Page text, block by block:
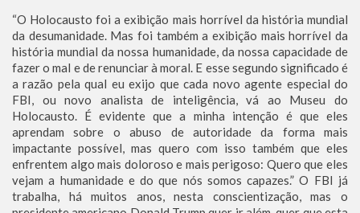
“O Holocausto foi a exibição mais horrível da história mundial
da desumanidade. Mas foi também a exibição mais horrível da
história mundial da nossa humanidade, da nossa capacidade de
fazer o mal e de renunciar à moral. E esse segundo significado é
a razão pela qual eu exijo que cada novo agente especial do
FBI, ou novo analista de inteligência, vá ao Museu do
Holocausto. É evidente que a minha intenção é que eles
aprendam sobre o abuso de autoridade da forma mais
impactante possível, mas quero com isso também que eles
enfrentem algo mais doloroso e mais perigoso: Quero que eles
vejam a humanidade e do que nós somos capazes.” O FBI já
trabalha, há muitos anos, nesta conscientização, mas o